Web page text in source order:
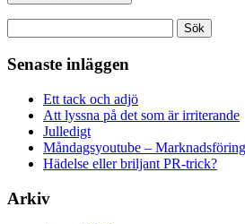
efter:
Senaste inläggen
Ett tack och adjö
Att lyssna på det som är irriterande
Julledigt
Måndagsyoutube –
Hädelse eller briljant PR-trick?
Arkiv